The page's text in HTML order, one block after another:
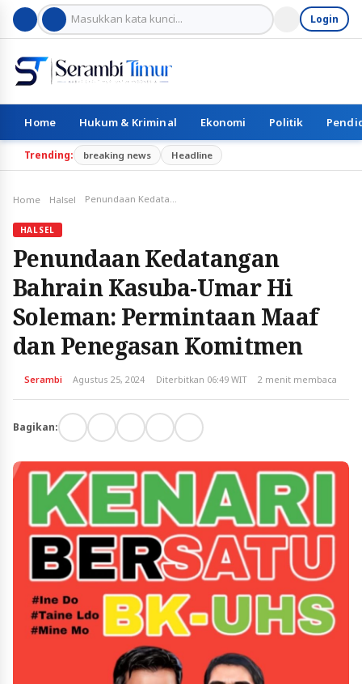
Login
Home Hukum & Kriminal Ekonomi Politik
Trending: breaking news Headline
Home Halsel Penundaan Kedatangan Bahrain Kasuba-Umar Hi Soleman: Permintaan Maaf dan Penegasan Komitmen
HALSEL
Penundaan Kedatangan
Bahrain Kasuba-Umar Hi
Soleman: Permintaan Maaf
dan Penegasan Komitmen
Serambi Agustus 25, 2024 Diterbitkan 06:49 WIT 2 menit membaca
Bagikan: